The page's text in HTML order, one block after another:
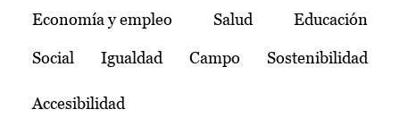
Temas
Economía y empleo Salud Educación
Social Igualdad Campo Sostenibilidad
Accesibilidad